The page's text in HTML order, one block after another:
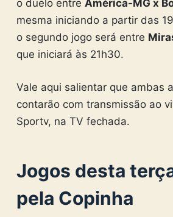
o duelo entre América-MG x
mesma iniciando a partir das
o segundo jogo será entre
que iniciará às 21h30.
Vale aqui salientar que ambas
contarão com transmissão ao
Sportv, na TV fechada.
Jogos desta
pela Copinha